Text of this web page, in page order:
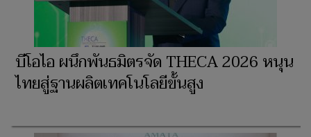
บีโอไอ ผนึกพันธมิตรจัด THECA 2026 หนุน
ไทยสู่ฐานผลิตเทคโนโลยีขั้นสูง